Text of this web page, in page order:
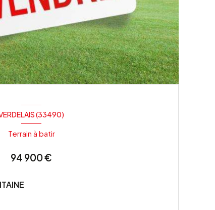
(33490)
Terrain à batir
94 900 €